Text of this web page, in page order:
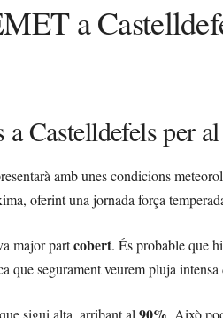
a
Castelldefels per
amb unes condicions
oferint una jornada força
major partcobert. És probable que
que segurament veurem pluja
sigui alta, arribant al
. Això